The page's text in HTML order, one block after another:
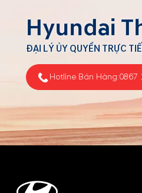
Hyundai
ĐẠI LÝ ỦY QUYỀN TRỰC
Hotline Bán Hàng:0867